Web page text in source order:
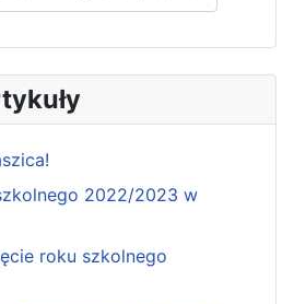
2022/2023 w
roku szkolnego